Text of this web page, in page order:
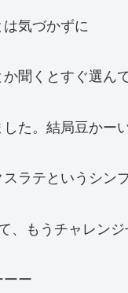
気づかずに
聞くとすぐ選ん
た。結局豆かーい
ラテというシン
、もうチャレン
ー